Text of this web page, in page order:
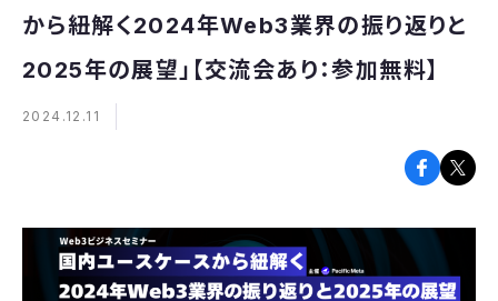
から紐解く2024年Web3業界の振り返りと
2025年の展望」【交流会あり：参加無料】
2024.12.11